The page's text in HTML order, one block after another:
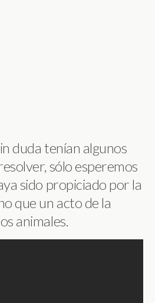
duda tenían algunos
sólo esperemos
sido propiciado por la
que un acto de la
animales.